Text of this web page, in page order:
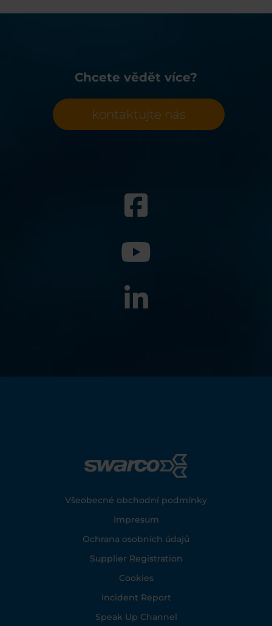
Chcete vědět více?
kontaktujte nás
Všeobecné obchodní podmínky
Impresum
Ochrana osobních údajů
Supplier Registration
Cookies
Incident Report
Speak Up Channel